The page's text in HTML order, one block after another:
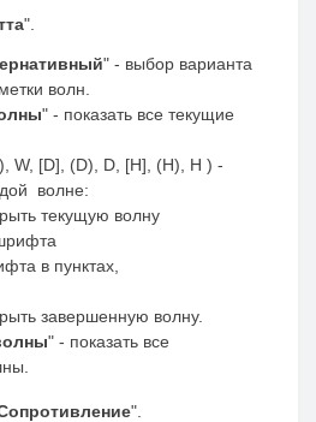
".
" - выбор варианта
волн.
" - показать все текущие
W, [D], (D), D, [H], (H), H ) -
волне:
текущую волну
в пунктах,
завершенную волну.
" - показать все
".